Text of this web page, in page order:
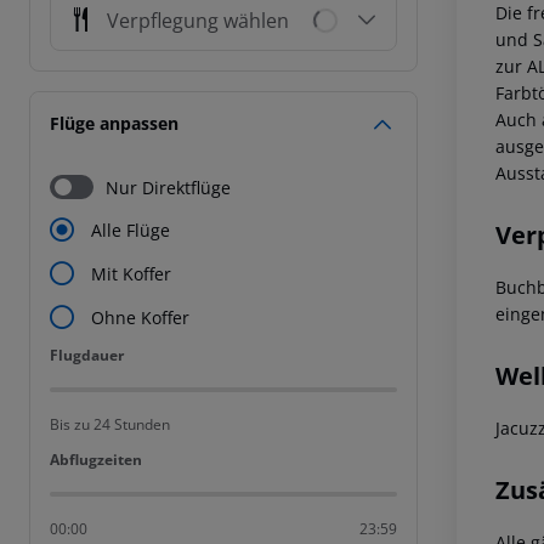
Verpflegung wählen
Flüge anpassen
Nur Direktflüge
Alle Flüge
Mit Koffer
Ohne Koffer
Flugdauer
Flugdauer
Bis zu 24 Stunden
Abflugzeiten
Abflugzeiten
00:00 23:59
Die
und
zur
Auch